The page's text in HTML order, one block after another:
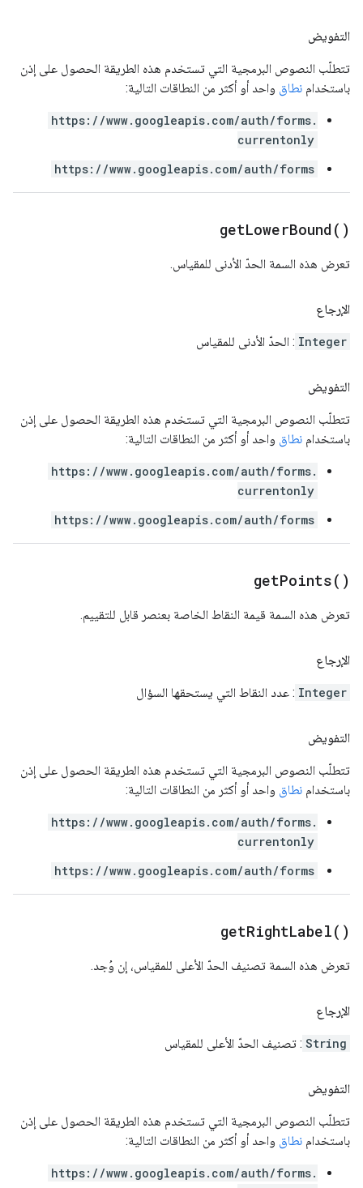
التفويض
تتطلّب النصوص البرمجية التي تستخدم هذه الطريقة الحصول على إذن
باستخدام نطاق واحد أو أكثر من النطاقات التالية:
https://www.googleapis.com/auth/forms.
currentonly
https://www.googleapis.com/auth/forms
getLowerBound( )
تعرض هذه السمة الحدّ الأدنى للمقياس.
الإرجاع
Integer : الحدّ الأدنى للمقياس
التفويض
تتطلّب النصوص البرمجية التي تستخدم هذه الطريقة الحصول على إذن
باستخدام نطاق واحد أو أكثر من النطاقات التالية:
https://www.googleapis.com/auth/forms.
currentonly
https://www.googleapis.com/auth/forms
getPoints( )
تعرض هذه السمة قيمة النقاط الخاصة بعنصر قابل للتقييم.
الإرجاع
Integer : عدد النقاط التي يستحقها السؤال
التفويض
تتطلّب النصوص البرمجية التي تستخدم هذه الطريقة الحصول على إذن
باستخدام نطاق واحد أو أكثر من النطاقات التالية:
https://www.googleapis.com/auth/forms.
currentonly
https://www.googleapis.com/auth/forms
getRightLabel( )
تعرض هذه السمة تصنيف الحدّ الأعلى للمقياس، إن وُجد.
الإرجاع
String : تصنيف الحدّ الأعلى للمقياس
التفويض
تتطلّب النصوص البرمجية التي تستخدم هذه الطريقة الحصول على إذن
باستخدام نطاق واحد أو أكثر من النطاقات التالية:
https://www.googleapis.com/auth/forms.